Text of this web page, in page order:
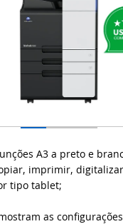
A3 a preto e
imprimir,
tipo tablet;
as configurações